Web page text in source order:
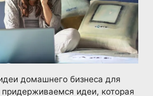
домашнего бизнеса для
идеи, которая